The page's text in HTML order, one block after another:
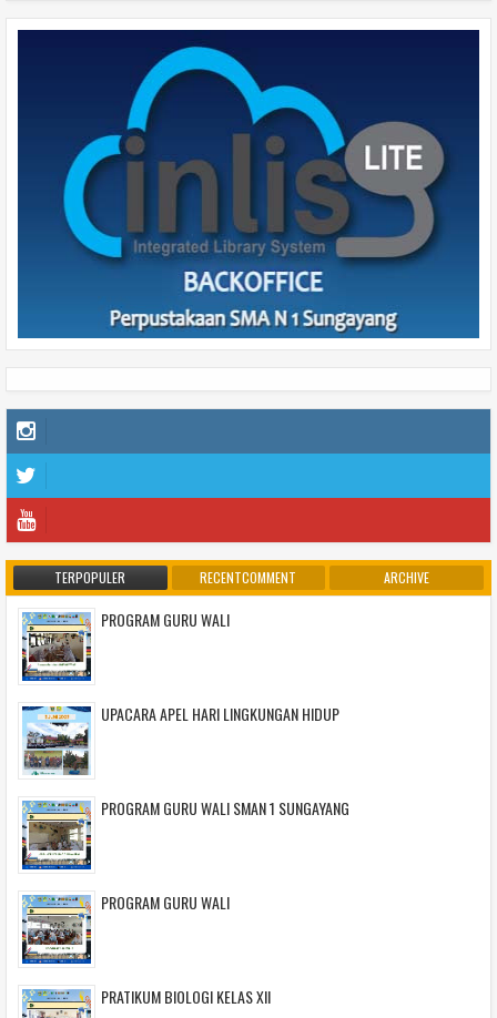
TERPOPULER RECENTCOMMENT ARCHIVE
PROGRAM GURU WALI
UPACARA APEL HARI LINGKUNGAN HIDUP
PROGRAM GURU WALI SMAN 1 SUNGAYANG
PROGRAM GURU WALI
PRATIKUM BIOLOGI KELAS XII